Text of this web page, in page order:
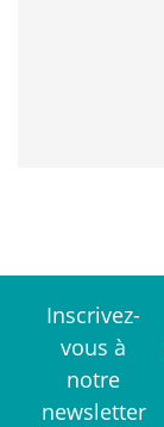
Inscrivez-
vous à
notre
newsletter